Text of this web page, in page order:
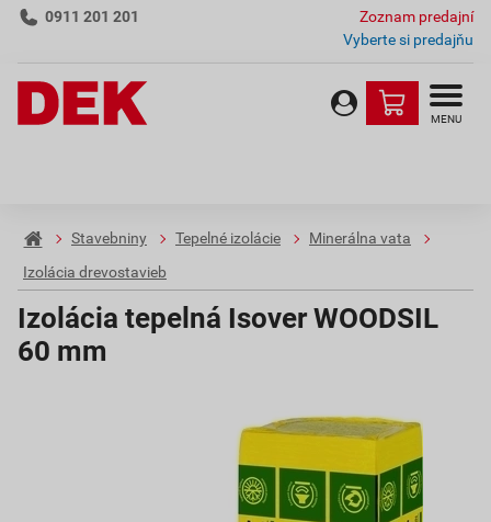
0911 201 201
Zoznam predajní
Vyberte si predajňu
MENU
Stavebniny Tepelné izolácie
Minerálna vata
Izolácia drevostavieb
Izolácia tepelná Isover WOODSIL
60 mm